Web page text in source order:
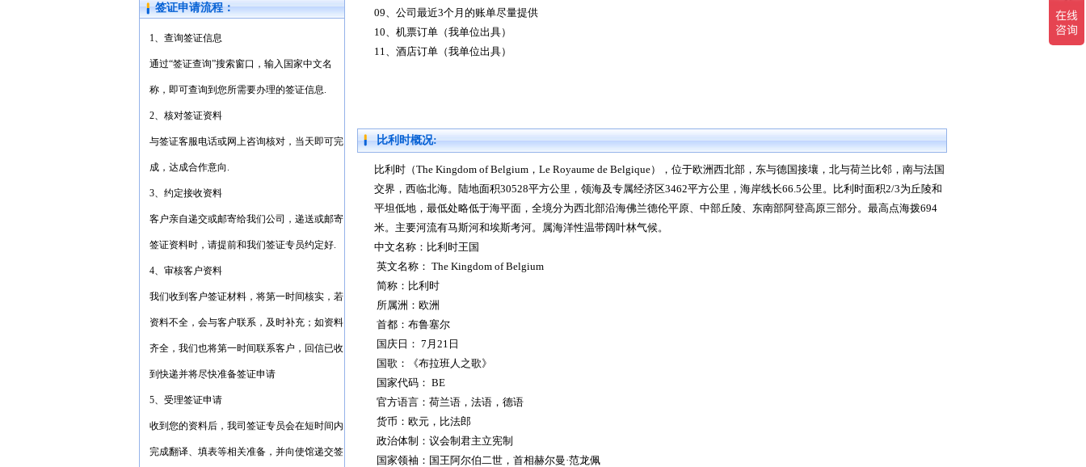
签证申请流程：
1、查询签证信息
通过“签证查询”搜索窗口，输入国家中文名
称，即可查询到您所需要办理的签证信息.
2、核对签证资料
与签证客服电话或网上咨询核对，当天即可完
成，达成合作意向.
3、约定接收资料
客户亲自递交或邮寄给我们公司，递送或邮寄
签证资料时，请提前和我们签证专员约定好.
4、审核客户资料
我们收到客户签证材料，将第一时间核实，若
资料不全，会与客户联系，及时补充；如资料
齐全，我们也将第一时间联系客户，回信已收
到快递并将尽快准备签证申请
5、受理签证申请
收到您的资料后，我司签证专员会在短时间内
完成翻译、填表等相关准备，并向使馆递交签
09、公司最近3个月的账单尽量提供
10、机票订单（我单位出具）
11、酒店订单（我单位出具）
比利时概况:
比利时（The Kingdom of Belgium ， Le Royaume de Belgique），位于欧洲西北部，东与德国接壤，北与荷兰比邻，南与法国
交界，西临北海。陆地面积30528平方公里，领海及专属经济区3462平方公里，海岸线长66.5公里。比利时面积2/3为丘陵和
平坦低地，最低处略低于海平面，全境分为西北部沿海佛兰德伦平原、中部丘陵、东南部阿登高原三部分。最高点海拨694
米。主要河流有马斯河和埃斯考河。属海洋性温带阔叶林气候。
中文名称： 比利时王国
英文名称： The Kingdom of Belgium
简称： 比利时
所属洲： 欧洲
首都： 布鲁塞尔
国庆日： 7 月 21 日
国歌：
《布拉班人之歌》
国家代码： BE
官方语言： 荷兰语，法语，德语
货币： 欧元，比法郎
政治体制： 议会制君主立宪制
国家领袖： 国王阿尔伯二世，首相赫尔曼·范龙佩